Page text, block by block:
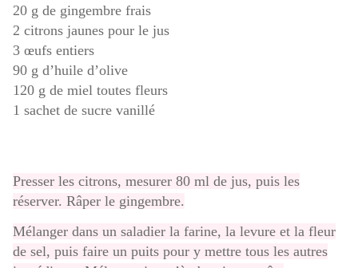
20 g de gingembre frais
2 citrons jaunes pour le jus
3 œufs entiers
90 g d’huile d’olive
120 g de miel toutes fleurs
1 sachet de sucre vanillé
Presser les citrons, mesurer 80 ml de jus, puis les
réserver. Râper le gingembre.
Mélanger dans un saladier la farine, la levure et la fleur
de sel, puis faire un puits pour y mettre tous les autres